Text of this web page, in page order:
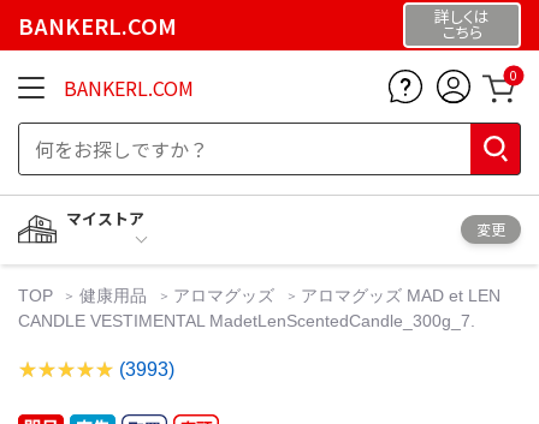
BANKERL.COM 詳しくは
こちら
BANKERL.COM 0
マイストア
変更
TOP 健康用品 アロマグッズ
アロマグッズ MAD et LEN
CANDLE VESTIMENTAL MadetLenScentedCandle_300g_7.
(3993)